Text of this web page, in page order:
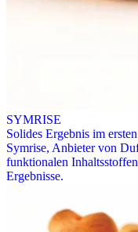
SYMRISE
Solides Ergebnis im
Symrise, Anbieter von
funktionalen
Ergebnisse.